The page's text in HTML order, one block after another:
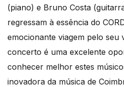
(piano) e Bruno Costa
regressam à essência do
emocionante viagem pelo seu
concerto é uma excelente
conhecer melhor estes
inovadora da música de